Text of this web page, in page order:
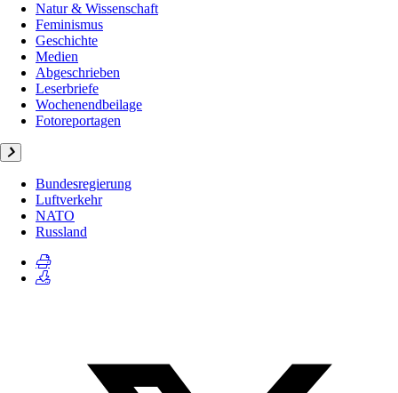
Natur & Wissenschaft
Feminismus
Geschichte
Medien
Abgeschrieben
Leserbriefe
Wochenendbeilage
Fotoreportagen
Bundesregierung
Luftverkehr
NATO
Russland